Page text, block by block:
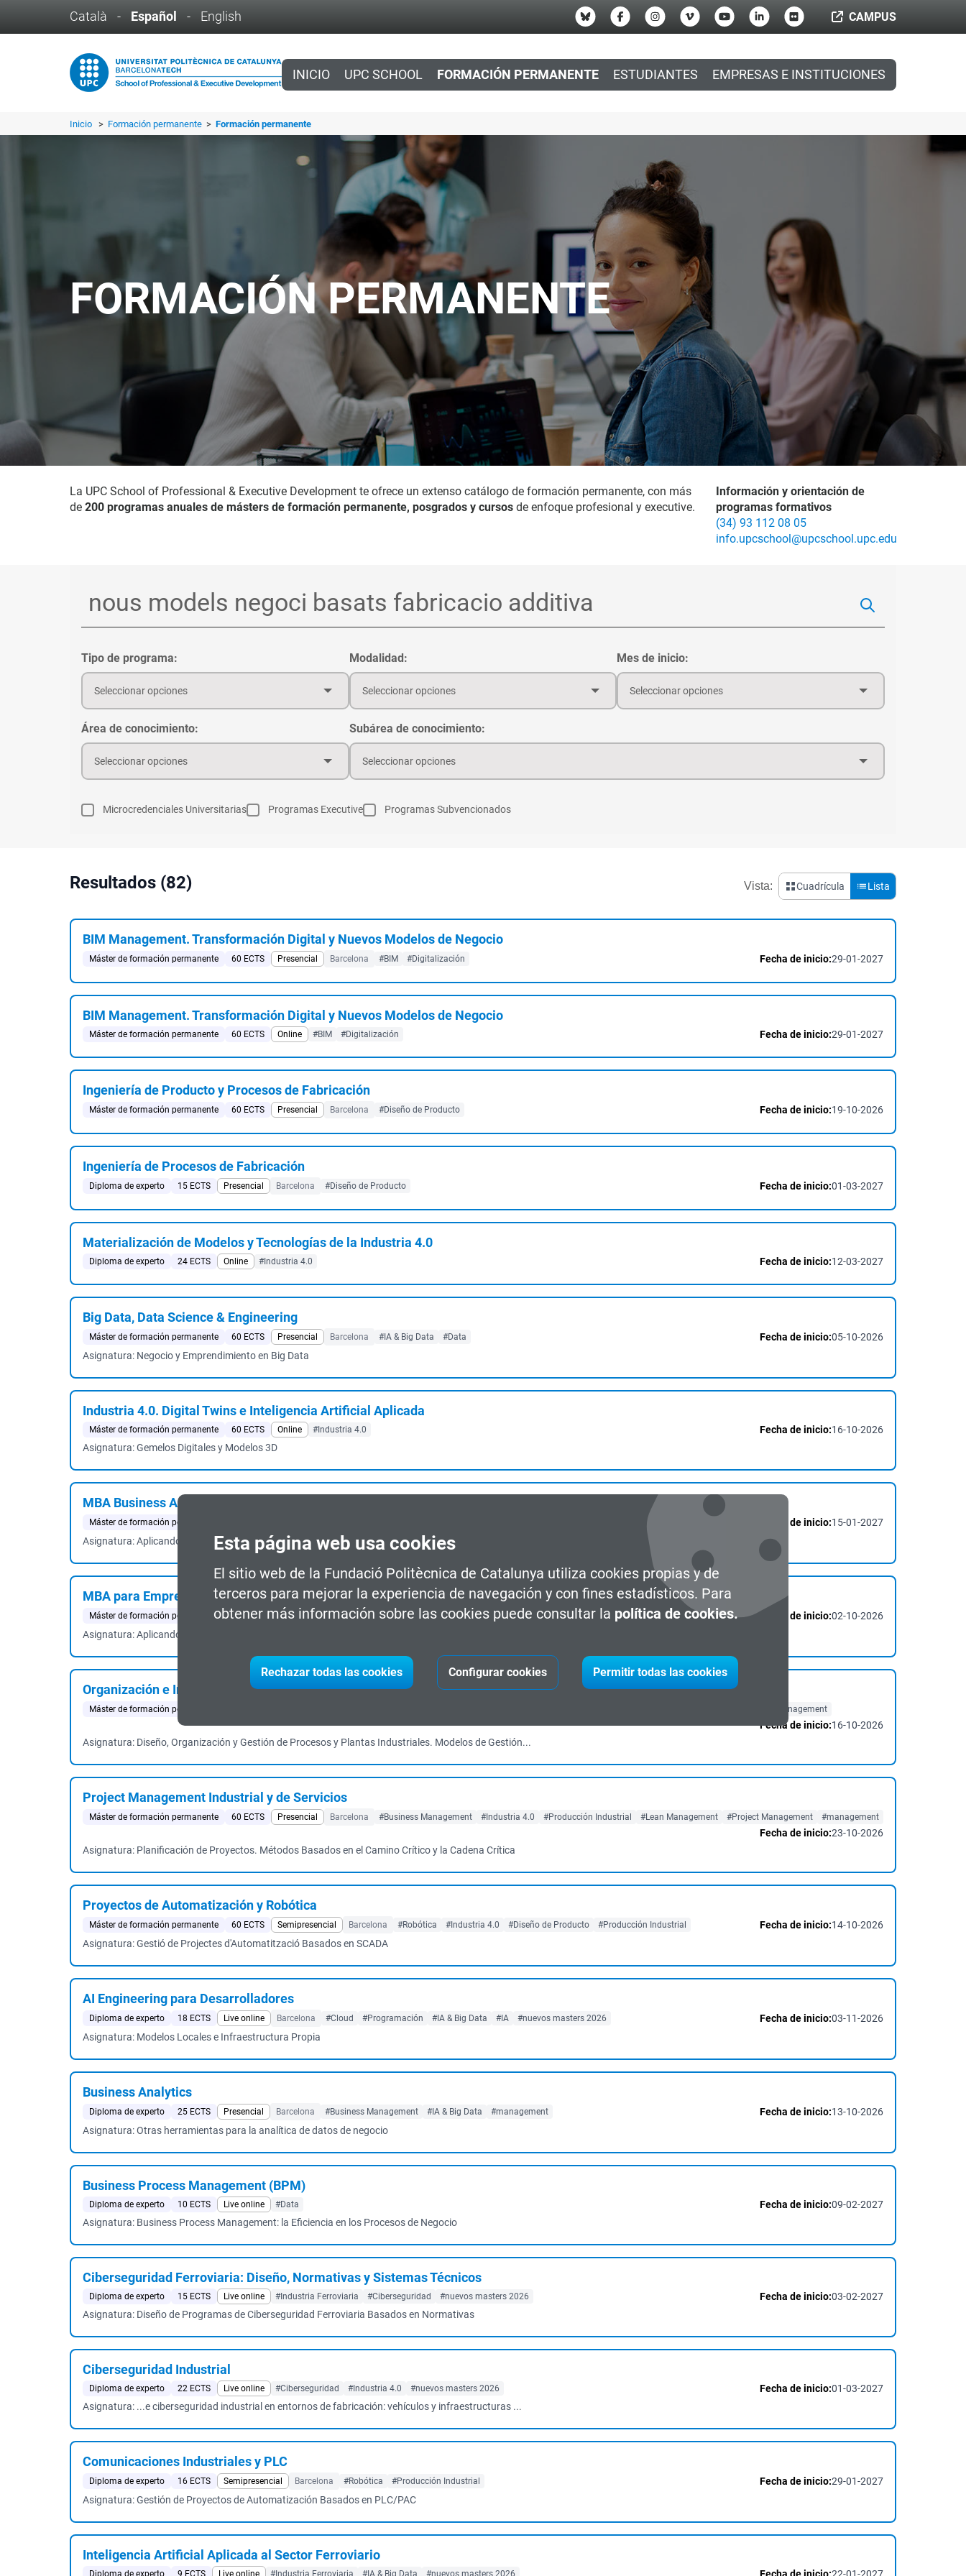
Esta página web usa cookies
El sitio web de la Fundació Politècnica de Catalunya utiliza cookies propias y de
terceros para mejorar la experiencia de navegación y con fines estadísticos. Para
obtener más información sobre las cookies puede consultar la política de cookies.
Rechazar todas las cookies Configurar cookies Permitir todas las cookies
Català - Español - English CAMPUS
INICIO UPC SCHOOL FORMACIÓN PERMANENTE ESTUDIANTES EMPRESAS E INSTITUCIONES
Inicio > Formación permanente > Formación permanente
FORMACIÓN PERMANENTE
La UPC School of Professional & Executive Development te ofrece un extenso catálogo de formación permanente, con más
de 200 programas anuales de másters de formación permanente, posgrados y cursos de enfoque profesional y executive.
Información y orientación de
programas formativos
(34) 93 112 08 05
info.upcschool@upcschool.upc.edu
Tipo de programa:
Seleccionar opciones
Modalidad:
Seleccionar opciones
Mes de inicio:
Seleccionar opciones
Área de conocimiento:
Seleccionar opciones
Subárea de conocimiento:
Seleccionar opciones
Microcredenciales Universitarias Programas Executive Programas Subvencionados
Resultados (82) Vista: Cuadrícula Lista
BIM Management. Transformación Digital y Nuevos Modelos de Negocio
Máster de formación permanente 60 ECTS Presencial Barcelona #BIM #Digitalización Fecha de inicio:29-01-2027
BIM Management. Transformación Digital y Nuevos Modelos de Negocio
Máster de formación permanente 60 ECTS Online #BIM #Digitalización Fecha de inicio:29-01-2027
Ingeniería de Producto y Procesos de Fabricación
Máster de formación permanente 60 ECTS Presencial Barcelona #Diseño de Producto Fecha de inicio:19-10-2026
Ingeniería de Procesos de Fabricación
Diploma de experto 15 ECTS Presencial Barcelona #Diseño de Producto Fecha de inicio:01-03-2027
Materialización de Modelos y Tecnologías de la Industria 4.0
Diploma de experto 24 ECTS Online #Industria 4.0 Fecha de inicio:12-03-2027
Big Data, Data Science & Engineering
Máster de formación permanente 60 ECTS Presencial Barcelona #IA & Big Data #Data Fecha de inicio:05-10-2026
Asignatura: Negocio y Emprendimiento en Big Data
Industria 4.0. Digital Twins e Inteligencia Artificial Aplicada
Máster de formación permanente 60 ECTS Online #Industria 4.0 Fecha de inicio:16-10-2026
Asignatura: Gemelos Digitales y Modelos 3D
MBA Business Analytics
Máster de formación permanente Fecha de inicio:15-01-2027
Asignatura: Aplicando los conocimientos y las habilidades aprendidas en una Simulación de Negocio
MBA para Empresas Tecnológicas e Industriales
Máster de formación permanente 60 ECTS Presencial Barcelona #Executive #MBA #Producción Industrial #management Fecha de inicio:02-10-2026
Asignatura: Aplicando los Conocimientos y las Habilidades aprendidas en una Simulación de Negocio
Organización e Ingeniería de la Producción y Dirección de Plantas Industriales
Máster de formación permanente #management
Fecha de inicio:16-10-2026
Asignatura: Diseño, Organización y Gestión de Procesos y Plantas Industriales. Modelos de Gestión...
Project Management Industrial y de Servicios
Máster de formación permanente 60 ECTS Presencial Barcelona #Business Management #Industria 4.0 #Producción Industrial #Lean Management #Project Management #management
Fecha de inicio:23-10-2026
Asignatura: Planificación de Proyectos. Métodos Basados en el Camino Crítico y la Cadena Crítica
Proyectos de Automatización y Robótica
Máster de formación permanente 60 ECTS Semipresencial Barcelona #Robótica #Industria 4.0 #Diseño de Producto #Producción Industrial Fecha de inicio:14-10-2026
Asignatura: Gestió de Projectes d'Automatització Basados en SCADA
AI Engineering para Desarrolladores
Diploma de experto 18 ECTS Live online Barcelona #Cloud #Programación #IA & Big Data #IA #nuevos masters 2026 Fecha de inicio:03-11-2026
Asignatura: Modelos Locales e Infraestructura Propia
Business Analytics
Diploma de experto 25 ECTS Presencial Barcelona #Business Management #IA & Big Data #management Fecha de inicio:13-10-2026
Asignatura: Otras herramientas para la analítica de datos de negocio
Business Process Management (BPM)
Diploma de experto 10 ECTS Live online #Data Fecha de inicio:09-02-2027
Asignatura: Business Process Management: la Eficiencia en los Procesos de Negocio
Ciberseguridad Ferroviaria: Diseño, Normativas y Sistemas Técnicos
Diploma de experto 15 ECTS Live online #Industria Ferroviaria #Ciberseguridad #nuevos masters 2026 Fecha de inicio:03-02-2027
Asignatura: Diseño de Programas de Ciberseguridad Ferroviaria Basados en Normativas
Ciberseguridad Industrial
Diploma de experto 22 ECTS Live online #Ciberseguridad #Industria 4.0 #nuevos masters 2026 Fecha de inicio:01-03-2027
Asignatura: ...e ciberseguridad industrial en entornos de fabricación: vehículos y infraestructuras ...
Comunicaciones Industriales y PLC
Diploma de experto 16 ECTS Semipresencial Barcelona #Robótica #Producción Industrial Fecha de inicio:29-01-2027
Asignatura: Gestión de Proyectos de Automatización Basados en PLC/PAC
Inteligencia Artificial Aplicada al Sector Ferroviario
Diploma de experto 9 ECTS Live online #Industria Ferroviaria #IA & Big Data #nuevos masters 2026